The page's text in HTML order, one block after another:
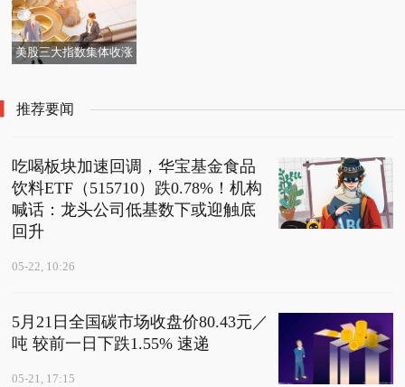
美股三大指数集体收涨
推荐要闻
吃喝板块加速回调，华宝基金食品
饮料ETF（515710）跌0.78%！机构
喊话：龙头公司低基数下或迎触底
回升
05-22, 10:26
5月21日全国碳市场收盘价80.43元／
吨 较前一日下跌1.55% 速递
05-21, 17:15